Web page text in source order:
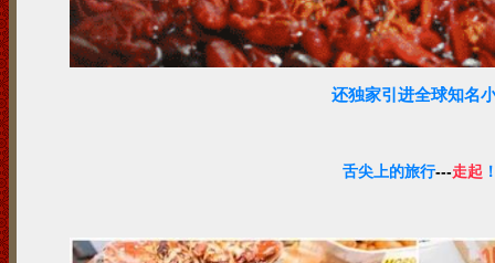
还独家引进全球知名小
舌尖上的旅行---走起